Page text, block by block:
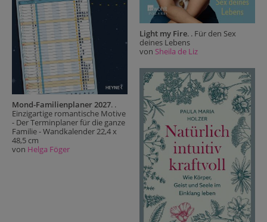
Mond-Familienplaner 2027. .
Einzigartige romantische Motive
- Der Terminplaner für die ganze
Familie - Wandkalender 22,4 x
48,5 cm
von Helga Föger
Light my Fire. . Für den Sex
deines Lebens
von Sheila de Liz